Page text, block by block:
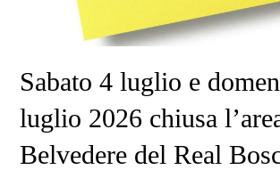
Sabato 4 luglio e
luglio 2026 chiusa
Belvedere del Real